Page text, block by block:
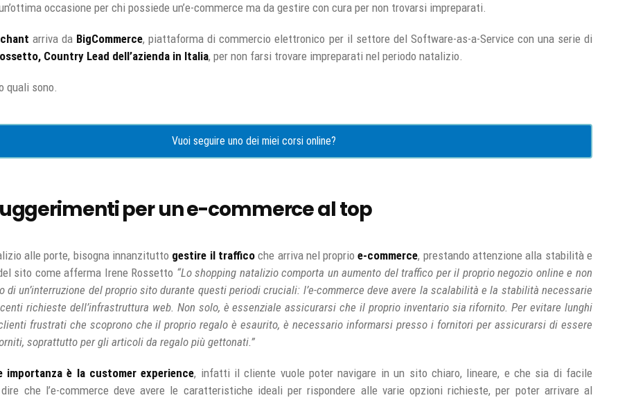
occasione per chi possiede un’e-commerce ma da gestire con cura per non trovarsi impreparati.
arriva da BigCommerce, piattaforma di commercio elettronico per il settore del Software-as-a-Service con una serie di
Country Lead dell’azienda in Italia, per non farsi trovare impreparati nel periodo natalizio.
quali sono.
Vuoi seguire uno dei miei corsi online?
per un e-commerce al top
alle porte, bisogna innanzitutto gestire il trafficoche arriva nel proprioe-commerce, prestando attenzione alla stabilità e
sito come afferma Irene Rossetto “Lo shopping natalizio comporta un aumento del traffico per il proprio negozio online e non
di un’interruzione del proprio sito durante questi periodi cruciali: l’e-commerce deve avere la scalabilità e la stabilità necessarie
richieste dell’infrastruttura web. Non solo, è essenziale assicurarsi che il proprio inventario sia rifornito. Per evitare lunghi
frustrati che scoprono che il proprio regalo è esaurito, è necessario informarsi presso i fornitori per assicurarsi di essere
soprattutto per gli articoli da regalo più gettonati.”
importanza è la customer experience, infatti il cliente vuole poter navigare in un sito chiaro, lineare, e che sia di facile
che l’e-commerce deve avere le caratteristiche ideali per rispondere alle varie opzioni richieste, per poter arrivare al